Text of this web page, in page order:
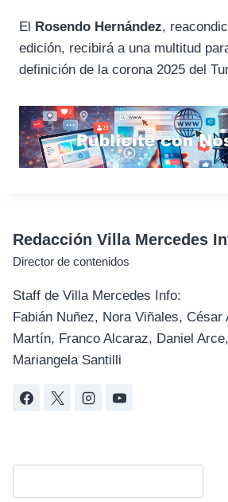
El Rosendo Hernández,
edición, recibirá a una multitud
definición de la corona 2025 del
Redacción Villa Mercedes
Director de contenidos
Staff de Villa Mercedes Info:
Fabián Nuñez, Nora Viñales,
Martín, Franco Alcaraz, Daniel
Mariangela Santilli